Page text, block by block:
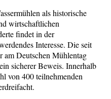
als historische
wirtschaftlichen
findet in der
Interesse. Die seit
am Deutschen Mühlentag
sicherer Beweis. Innerhalb
von 400 teilnehmenden